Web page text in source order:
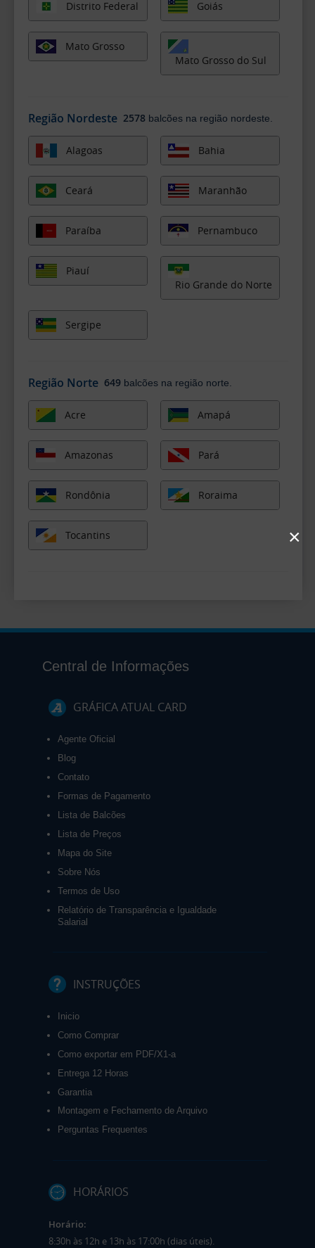
Distrito Federal Goiás
Mato Grosso
Mato Grosso do Sul
Região Nordeste 2578 balcões na região nordeste.
Alagoas Bahia
Ceará Maranhão
Paraíba Pernambuco
Piauí
Rio Grande do Norte
Sergipe
Região Norte 649balcões na região norte.
Acre Amapá
Amazonas Pará
Rondônia Roraima
Tocantins
Central de Informações
GRÁFICA ATUAL CARD
Agente Oficial
Blog
Contato
Formas de Pagamento
Lista de Balcões
Lista de Preços
Mapa do Site
Sobre Nós
Termos de Uso
Relatório de Transparência e Igualdade
Salarial
INSTRUÇÕES
Inicio
Como Comprar
Como exportar em PDF/X1-a
Entrega 12 Horas
Garantia
Montagem e Fechamento de Arquivo
Perguntas Frequentes
HORÁRIOS
Horário:
8:30h às 12h e 13h às 17:00h (dias úteis).
×